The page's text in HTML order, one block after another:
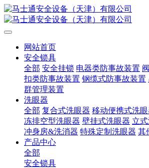
网站首页
安全锁具
全部 安全挂锁 电器类防事故装置
扣类防事故装置 钢缆式防事故装置
群管理装置
洗眼器
全部 复合式洗眼器 移动便携式洗眼
冻排空型洗眼器 壁挂式洗眼器 立
冲身房&洗消器 特殊定制洗眼器 其
产品中心
全部
安全锁具